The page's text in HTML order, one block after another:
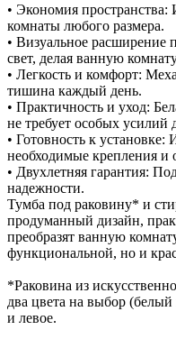
• Экономия
комнаты любого размера.
• Визуальное расширение
свет, делая ванную
• Легкость и комфорт:
тишина каждый день.
• Практичность и уход:
не требует особых усилий
• Готовность к
необходимые крепления
• Двухлетняя гарантия:
надежности.
Тумба под раковину* и
продуманный дизайн,
преобразят ванную
функциональной, но и
*Раковина из
два цвета на выбор
и левое.